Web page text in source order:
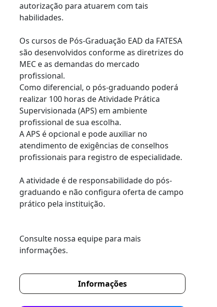
autorização para atuarem com tais
habilidades.
Os cursos de Pós-Graduação EAD da FATESA
são desenvolvidos conforme as diretrizes do
MEC e as demandas do mercado
profissional.
Como diferencial, o pós-graduando poderá
realizar 100 horas de Atividade Prática
Supervisionada (APS) em ambiente
profissional de sua escolha.
A APS é opcional e pode auxiliar no
atendimento de exigências de conselhos
profissionais para registro de especialidade.
A atividade é de responsabilidade do pós-
graduando e não configura oferta de campo
prático pela instituição.
Consulte nossa equipe para mais
informações.
Informações